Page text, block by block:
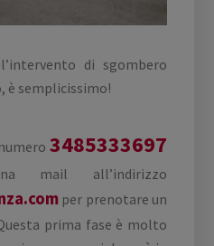
di sgombero
è semplicissimo!
3485333697
mail all’indirizzo
per prenotare un
prima fase è molto